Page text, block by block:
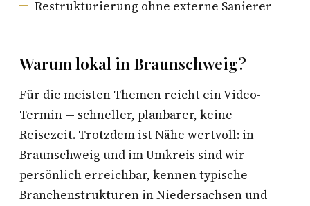
Restrukturierung ohne externe Sanierer
Warum lokal in Braunschweig?
Für die meisten Themen reicht ein Video-
Termin — schneller, planbarer, keine
Reisezeit. Trotzdem ist Nähe wertvoll: in
Braunschweig und im Umkreis sind wir
persönlich erreichbar, kennen typische
Branchenstrukturen in Niedersachsen und